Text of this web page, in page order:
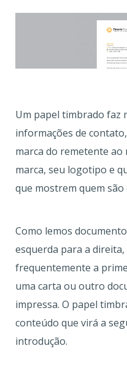
Um papel timbrado faz
informações de
marca do remetente
marca, seu logotipo e
que mostrem quem são
Como lemos
esquerda para a
frequentemente a
uma carta ou outro
impressa. O papel
conteúdo que virá a
introdução.